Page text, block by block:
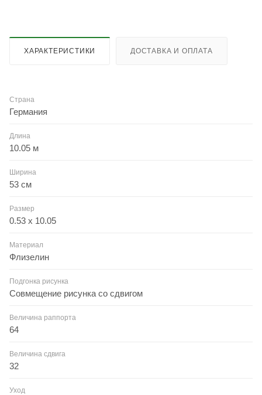
ХАРАКТЕРИСТИКИ ДОСТАВКА И ОПЛАТА
Страна
Германия
Длина
10.05 м
Ширина
53 см
Размер
0.53 x 10.05
Материал
Флизелин
Подгонка рисунка
Совмещение рисунка со сдвигом
Величина раппорта
64
Величина сдвига
32
Уход